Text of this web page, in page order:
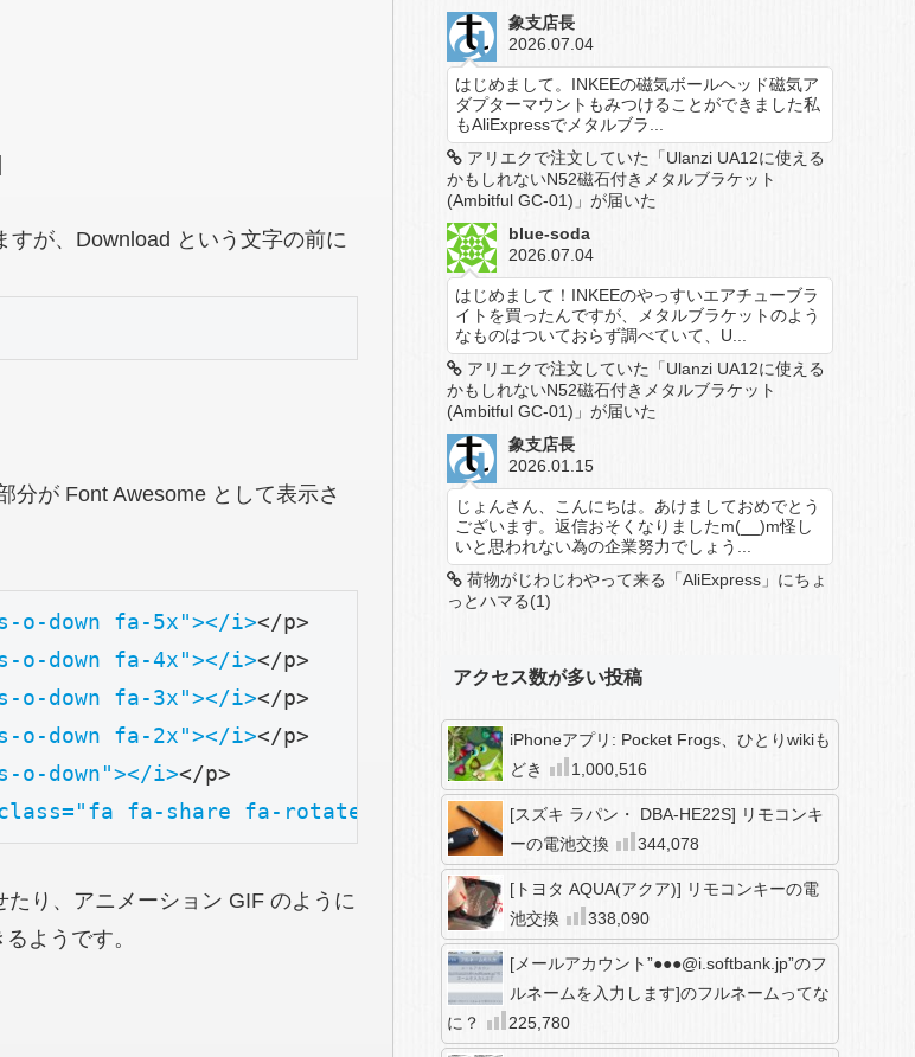
が、Download という文字の前に
分が Font Awesome として表示さ
o-down fa-5x"></i></p>
o-down fa-4x"></i></p>
o-down fa-3x"></i></p>
o-down fa-2x"></i></p>
o-down"></i></p>
fa-share fa-rotate-90"></i></span> <i class="fa fa-spinner
り、アニメーション GIF のように
ようです。
象支店長
2026.07.04
はじめまして。INKEEの磁気ボールヘッド磁気ア
ダプターマウントもみつけることができました私
もAliExpressでメタルブラ...
アリエクで注文していた「Ulanzi UA12に使える
かもしれないN52磁石付きメタルブラケット
(Ambitful GC-01)」が届いた
blue-soda
2026.07.04
はじめまして！INKEEのやっすいエアチューブラ
イトを買ったんですが、メタルブラケットのよう
なものはついておらず調べていて、U...
アリエクで注文していた「Ulanzi UA12に使える
かもしれないN52磁石付きメタルブラケット
(Ambitful GC-01)」が届いた
象支店長
2026.01.15
じょんさん、こんにちは。あけましておめでとう
ございます。返信おそくなりましたm(__)m怪し
いと思われない為の企業努力でしょう...
荷物がじわじわやって来る「AliExpress」にちょ
っとハマる(1)
アクセス数が多い投稿
iPhoneアプリ: Pocket Frogs、ひとりwikiも
どき
1,000,516
[スズキ ラパン・ DBA-HE22S] リモコンキ
ーの電池交換
344,078
[トヨタ AQUA(アクア)] リモコンキーの電
池交換
338,090
[メールアカウント”●●●@i.softbank.jp”のフ
ルネームを入力します]のフルネームってな
に？
225,780